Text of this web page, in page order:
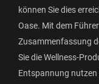
können Sie dies
Oase. Mit dem
Zusammenfassung
Sie die Wellness-
Entspannung nutzen